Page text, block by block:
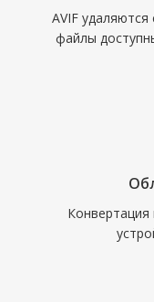
AVIF удаляются
файлы